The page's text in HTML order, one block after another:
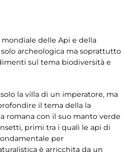
delle Api e della
archeologica ma soprattutto
sul tema biodiversità e
la villa di un imperatore, ma
il tema della la
romana con il suo manto verde
primi tra i quali le api di
per
è arricchita da un